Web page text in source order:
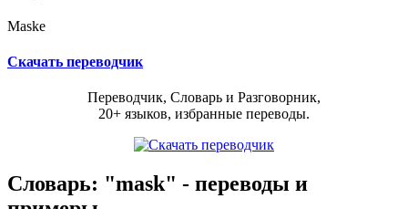
Maske
Скачать переводчик
Переводчик, Словарь и Разговорник,
20+ языков, избранные переводы.
Словарь: "mask" - переводы и